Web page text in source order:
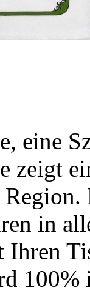
eine
zeigt
in
Ihren